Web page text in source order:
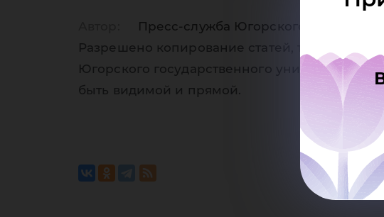
Пресс-служба Югорского
Разрешено копирование статей, только при
Югорского государственного
быть видимой и прямой.